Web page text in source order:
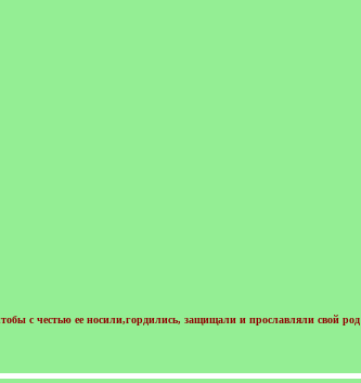
с честью ее носили,гордились, защищали и прославляли свой род